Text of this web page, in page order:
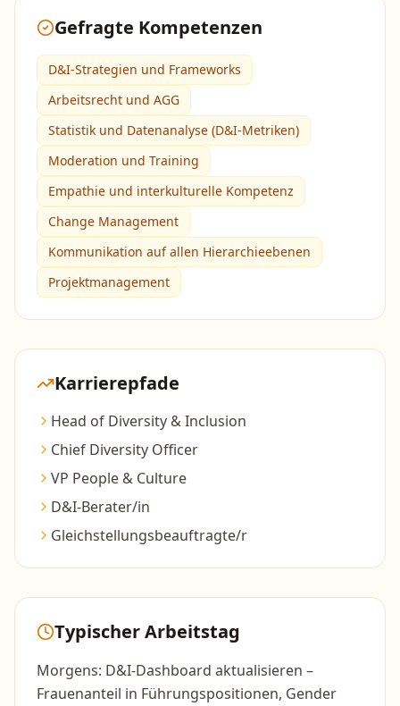
Gefragte Kompetenzen
D&I-Strategien und Frameworks
Arbeitsrecht und AGG
Statistik und Datenanalyse (D&I-Metriken)
Moderation und Training
Empathie und interkulturelle Kompetenz
Change Management
Kommunikation auf allen Hierarchieebenen
Projektmanagement
Karrierepfade
Head of Diversity & Inclusion
Chief Diversity Officer
VP People & Culture
D&I-Berater/in
Gleichstellungsbeauftragte/r
Typischer Arbeitstag
Morgens: D&I-Dashboard aktualisieren –
Frauenanteil in Führungspositionen, Gender